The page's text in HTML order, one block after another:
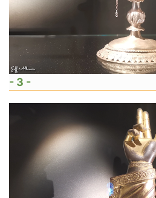
- 3 -